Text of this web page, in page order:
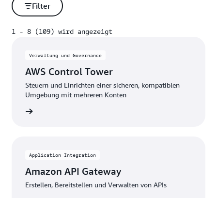
Weitere
Filter
1 - 8 (109) wird angezeigt
Verwaltung und Governance
AWS Control Tower
Steuern und Einrichten einer sicheren, kompatiblen
Umgebung mit mehreren Konten
Application Integration
Amazon API Gateway
Erstellen, Bereitstellen und Verwalten von APIs